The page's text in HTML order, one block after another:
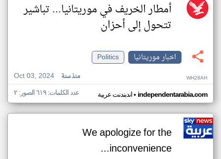
أمطار الخريف في موريتانيا... تباشير
تتحول إلى أحزان
اخبار موريتانيا
Politics
Oct 03, 2024
منذ سنة WH28AH
اندبندنت عربية• independentarabia.com عدد الكلمات: ٦١٩ الصور: ٢
We apologize for the
inconvenience...